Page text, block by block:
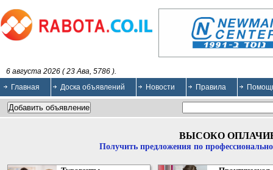
6 августа 2026 ( 23 Ава, 5786 ).
Главная
Доска объявлений Новости Правила
ВЫСОКО
Получить предложения по